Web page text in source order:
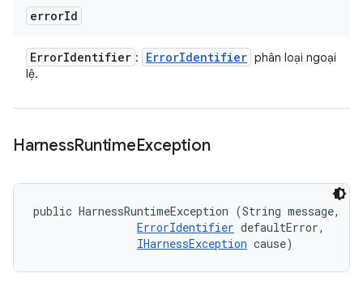
errorId
ErrorIdentifier : ErrorIdentifier phân loại ngoại
lệ.
HarnessRuntimeException
public HarnessRuntimeException (String message,
ErrorIdentifier defaultError,
IHarnessException cause)